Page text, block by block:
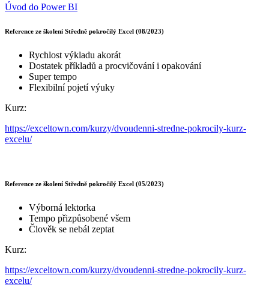
Úvod do Power BI
Reference ze školení Středně pokročilý Excel (08/2023)
Rychlost výkladu akorát
Dostatek příkladů a procvičování i opakování
Super tempo
Flexibilní pojetí výuky
Kurz:
https://exceltown.com/kurzy/dvoudenni-stredne-pokrocily-kurz-
excelu/
Reference ze školení Středně pokročilý Excel (05/2023)
Výborná lektorka
Tempo přizpůsobené všem
Člověk se nebál zeptat
Kurz:
https://exceltown.com/kurzy/dvoudenni-stredne-pokrocily-kurz-
excelu/